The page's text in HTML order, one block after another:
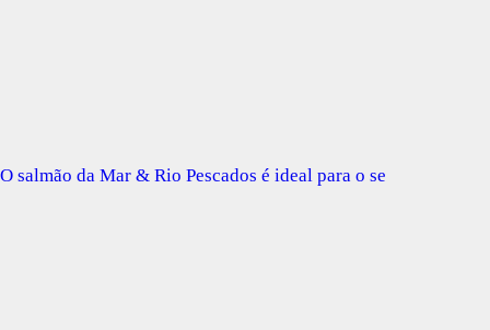
O salmão da Mar & Rio Pescados é ideal para o se